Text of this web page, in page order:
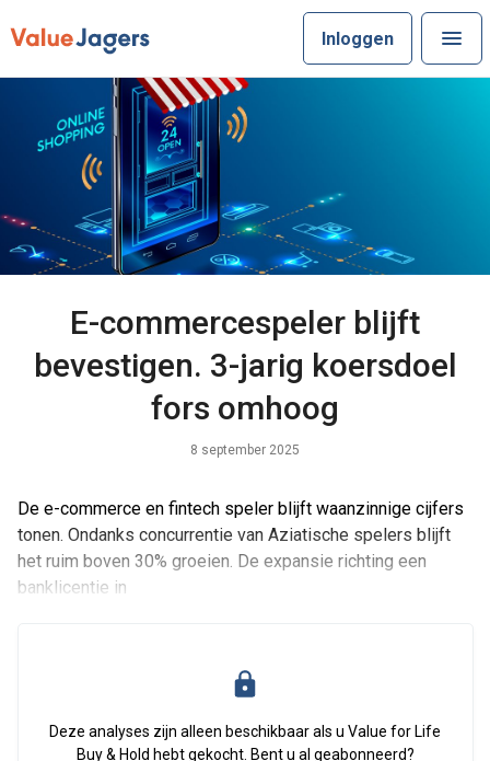
Inloggen
E-commercespeler blijft
bevestigen. 3-jarig koersdoel
fors omhoog
8 september 2025
De e-commerce en fintech speler blijft waanzinnige cijfers
tonen. Ondanks concurrentie van Aziatische spelers blijft
het ruim boven 30% groeien. De expansie richting een
banklicentie in
Deze analyses zijn alleen beschikbaar als u Value for Life
Buy & Hold hebt gekocht. Bent u al geabonneerd?